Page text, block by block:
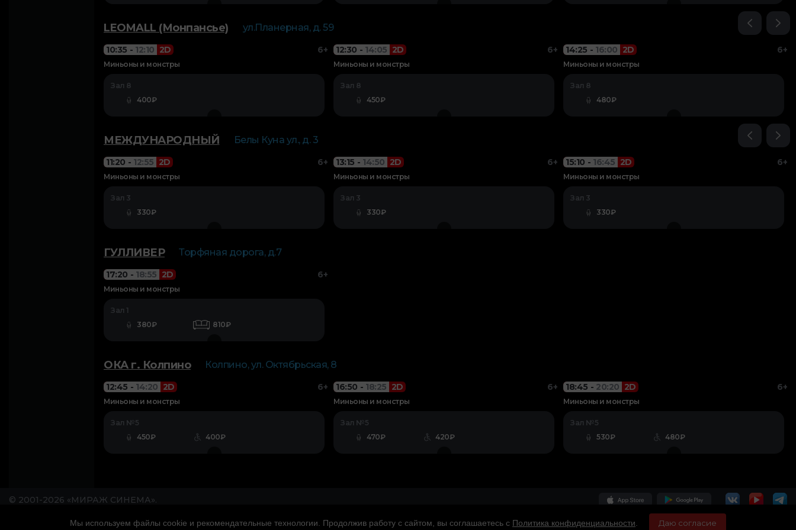
LEOMALL (Монпансье) ул.Планерная, д. 59
10:35 - 12:10 2D 6+
Миньоны и монстры
Зал 8
400₽
12:30 - 14:05 2D 6+
Миньоны и монстры
Зал 8
450₽
14:25 - 16:00 2D 6+
Миньоны и монстры
Зал 8
480₽
МЕЖДУНАРОДНЫЙ Белы Куна ул., д. 3
11:20 - 12:55 2D 6+
Миньоны и монстры
Зал 3
330₽
13:15 - 14:50 2D 6+
Миньоны и монстры
Зал 3
330₽
15:10 - 16:45 2D 6+
Миньоны и монстры
Зал 3
330₽
ГУЛЛИВЕР Торфяная дорога, д.7
17:20 - 18:55 2D 6+
Миньоны и монстры
Зал 1
380₽
810₽
ОКА г. Колпино Колпино, ул. Октябрьская, 8
12:45 - 14:20 2D 6+
Миньоны и монстры
Зал №5
450₽
400₽
16:50 - 18:25 2D 6+
Миньоны и монстры
Зал №5
470₽
420₽
18:45 - 20:20 2D 6+
Миньоны и монстры
Зал №5
530₽
480₽
© 2001-2026 «МИРАЖ СИНЕМА».
Мы используем файлы cookie и рекомендательные технологии. Продолжив работу с сайтом, вы соглашаетесь с Политика конфиденциальности Даю согласие